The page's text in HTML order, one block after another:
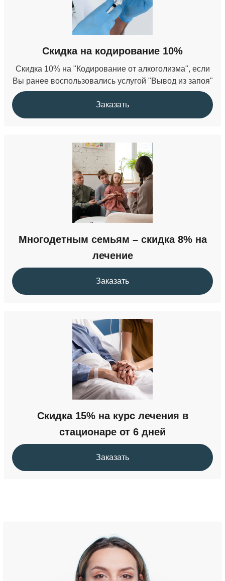
Скидка на кодирование 10%
Скидка 10% на "Кодирование от алкоголизма", если
Вы ранее воспользовались услугой "Вывод из запоя"
Заказать
Многодетным семьям – скидка 8% на
лечение
Заказать
Скидка 15% на курс лечения в
стационаре от 6 дней
Заказать